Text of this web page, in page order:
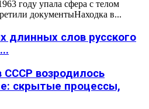
году упала сфера с телом
документыНаходка в...
длинных слов русского
СССР возродилось
скрытые процессы,